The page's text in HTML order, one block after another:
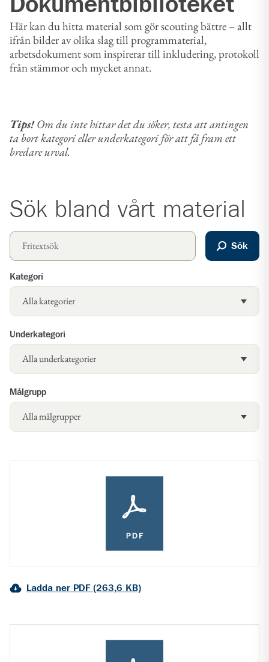
Dokument­biblioteket
Här kan du hitta material som gör scouting bättre – allt
ifrån bilder av olika slag till programmaterial,
arbetsdokument som inspirerar till inkludering, protokoll
från stämmor och mycket annat.
Tips!Om du inte hittar det du söker, testa att antingen
ta bort kategori eller underkategori för att få fram ett
bredare urval.
Sök bland vårt material
Sök
Kategori
Underkategori
Målgrupp
Ladda ner PDF (263,6 KB)